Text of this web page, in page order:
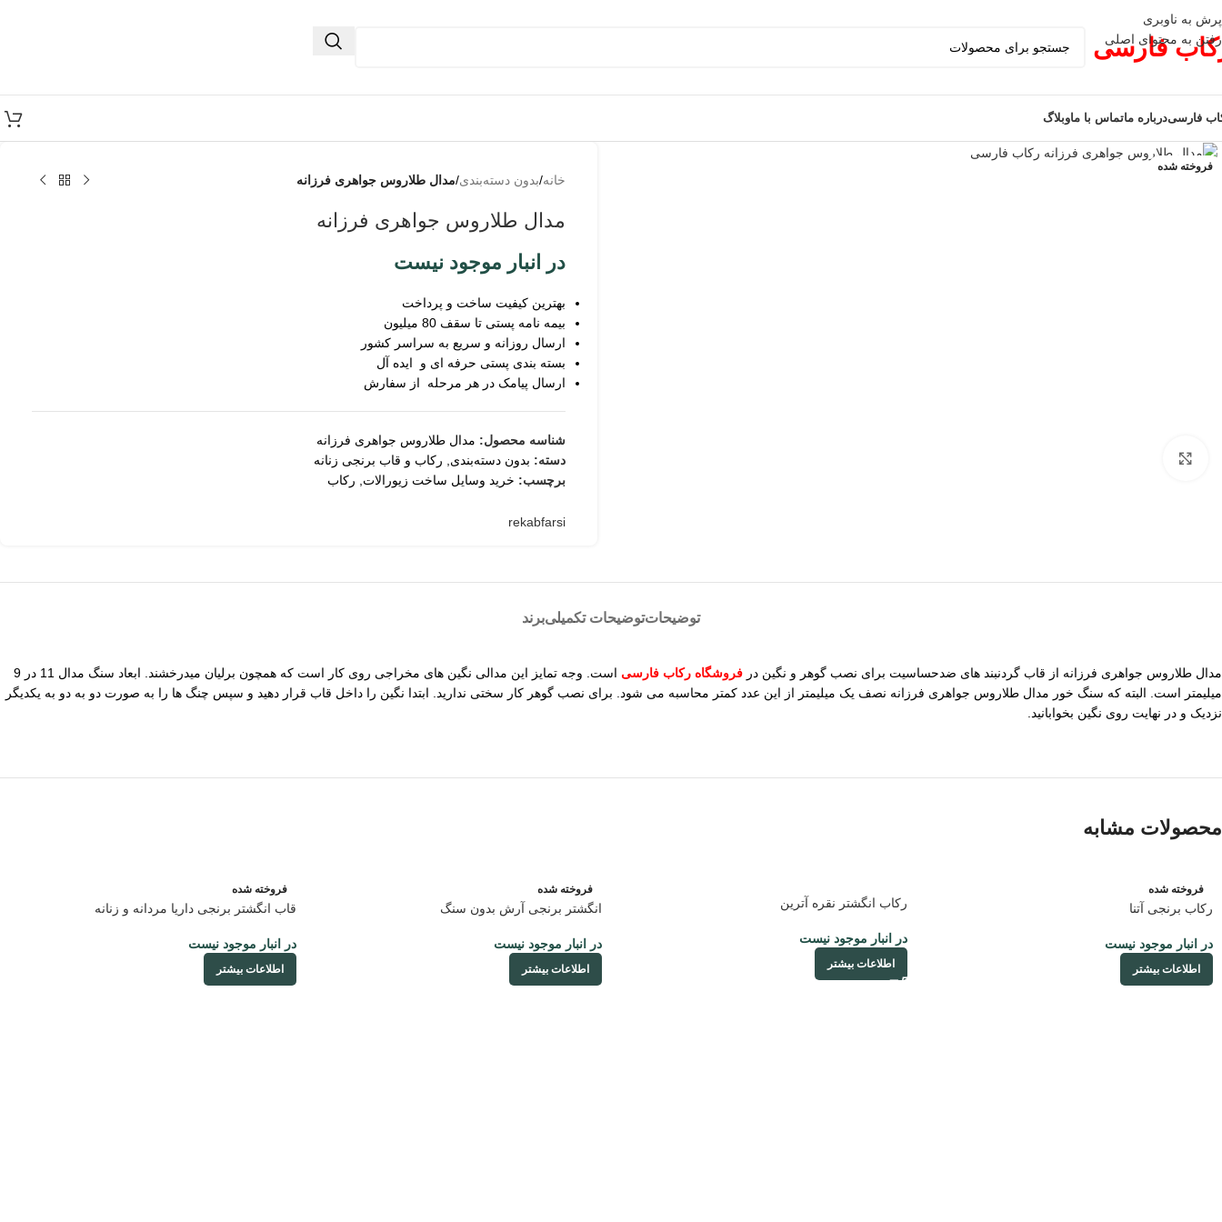
پرش به ناوبری
رفتن به محتوای اصلی
فارسی
فارسیدرباره ماتماس با ماوبلاگ
فروخته شده
زمانیکه
موجود شد
خانه/بدون دسته‌بندی/مدال طلاروس جواهری فرزانه
مدال طلاروس جواهری فرزانه
در انبار موجود نیست
بهترین کیفیت ساخت و پرداخت
بیمه نامه پستی تا سقف 80 میلیون
ارسال روزانه و سریع به سراسر کشور
بسته بندی پستی حرفه ای و ایده آل
ارسال پیامک در هر مرحله از سفارش
شناسه محصول: مدال طلاروس جواهری فرزانه
دسته: بدون دسته‌بندی
رکاب و قاب برنجی زنانه
برچسب: خرید وسایل ساخت زیورالات رکاب
rekabfarsi
توضیحاتتوضیحات تکمیلیبرند
مدال طلاروس جواهری فرزانه از قاب گردنبند های ضدحساسیت برای نصب گوهر و نگین در فروشگاه رکاب فارسی
است. وجه تمایز این مدالی نگین های مخراجی روی کار است که همچون برلیان میدرخشند. ابعاد سنگ مدال 11 در 9
میلیمتر است. البته که سنگ خور مدال طلاروس جواهری فرزانه نصف یک میلیمتر از این عدد کمتر محاسبه می شود. برای نصب گوهر کار سختی ندارید. ابتدا نگین را داخل قاب قرار دهید و سپس چنگ ها را به صورت دو به دو به یکدیگر
نزدیک و در نهایت روی نگین بخوابانید.
محصولات مشابه
فروخته شده
رکاب برنجی آتنا
در انبار موجود نیست
اطلاعات بیشتر
رکاب انگشتر نقره آترین
در انبار موجود نیست
اطلاعات بیشتر
فروخته شده
انگشتر برنجی آرش بدون سنگ
در انبار موجود نیست
اطلاعات بیشتر
فروخته شده
قاب انگشتر برنجی داریا مردانه و زنانه
در انبار موجود نیست
اطلاعات بیشتر